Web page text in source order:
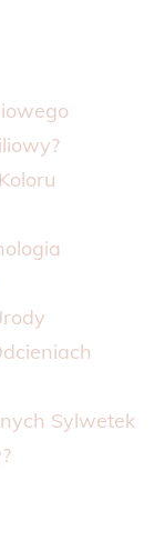
Sylwetek